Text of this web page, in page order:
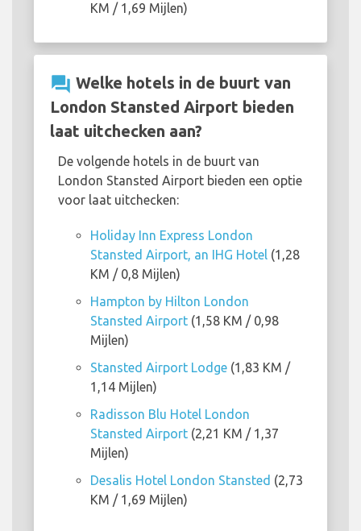
KM / 1,69 Mijlen)
question_answer Welke hotels in de buurt van
London Stansted Airport bieden
laat uitchecken aan?
De volgende hotels in de buurt van
London Stansted Airport bieden een optie
voor laat uitchecken:
Holiday Inn Express London
Stansted Airport, an IHG Hotel (1,28
KM / 0,8 Mijlen)
Hampton by Hilton London
Stansted Airport (1,58 KM / 0,98
Mijlen)
Stansted Airport Lodge (1,83 KM /
1,14 Mijlen)
Radisson Blu Hotel London
Stansted Airport (2,21 KM / 1,37
Mijlen)
Desalis Hotel London Stansted (2,73
KM / 1,69 Mijlen)